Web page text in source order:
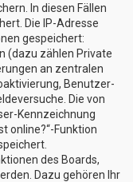
In diesen Fällen
Die IP-Adresse
gespeichert:
(dazu zählen Private
an zentralen
Benutzer-
Die von
Kennzeichnung
online?“-Funktion
des Boards,
Dazu gehören Ihr